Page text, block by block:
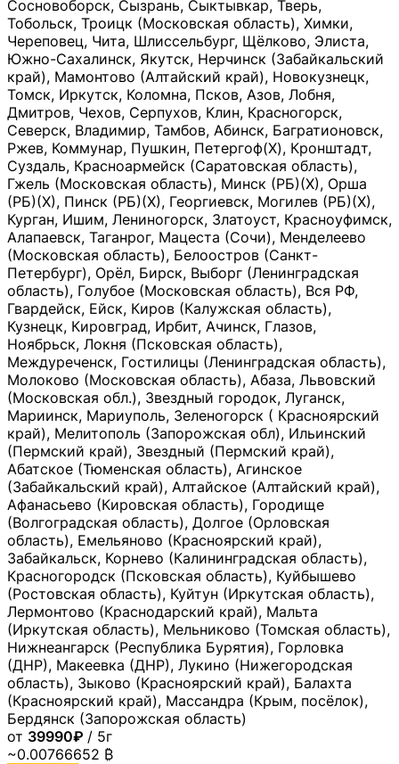
Сосновоборск, Сызрань, Сыктывкар, Тверь,
Тобольск, Троицк (Московская область), Химки,
Череповец, Чита, Шлиссельбург, Щёлково, Элиста,
Южно-Сахалинск, Якутск, Нерчинск (Забайкальский
край), Мамонтово (Алтайский край), Новокузнецк,
Томск, Иркутск, Коломна, Псков, Азов, Лобня,
Дмитров, Чехов, Серпухов, Клин, Красногорск,
Северск, Владимир, Тамбов, Абинск, Багратионовск,
Ржев, Коммунар, Пушкин, Петергоф(Х), Кронштадт,
Суздаль, Красноармейск (Саратовская область),
Гжель (Московская область), Минск (РБ)(Х), Орша
(РБ)(Х), Пинск (РБ)(Х), Георгиевск, Могилев (РБ)(Х),
Курган, Ишим, Лениногорск, Златоуст, Красноуфимск,
Алапаевск, Таганрог, Мацеста (Сочи), Менделеево
(Московская область), Белоостров (Санкт-
Петербург), Орёл, Бирск, Выборг (Ленинградская
область), Голубое (Московская область), Вся РФ,
Гвардейск, Ейск, Киров (Калужская область),
Кузнецк, Кировград, Ирбит, Ачинск, Глазов,
Ноябрьск, Локня (Псковская область),
Междуреченск, Гостилицы (Ленинградская область),
Молоково (Московская область), Абаза, Львовский
(Московская обл.), Звездный городок, Луганск,
Мариинск, Мариуполь, Зеленогорск ( Красноярский
край), Мелитополь (Запорожская обл), Ильинский
(Пермский край), Звездный (Пермский край),
Абатское (Тюменская область), Агинское
(Забайкальский край), Алтайское (Алтайский край),
Афанасьево (Кировская область), Городище
(Волгоградская область), Долгое (Орловская
область), Емельяново (Красноярский край),
Забайкальск, Корнево (Калининградская область),
Красногородск (Псковская область), Куйбышево
(Ростовская область), Куйтун (Иркутская область),
Лермонтово (Краснодарский край), Мальта
(Иркутская область), Мельниково (Томская область),
Нижнеангарск (Республика Бурятия), Горловка
(ДНР), Макеевка (ДНР), Лукино (Нижегородская
область), Зыково (Красноярский край), Балахта
(Красноярский край), Массандра (Крым, посёлок),
Бердянск (Запорожская область)
от 39990₽ / 5г
~0.00766652 ₿